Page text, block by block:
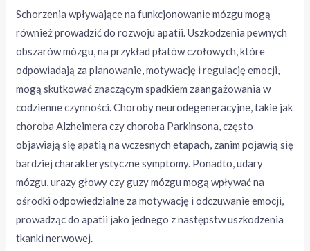
Schorzenia wpływające na funkcjonowanie mózgu mogą
również prowadzić do rozwoju apatii. Uszkodzenia pewnych
obszarów mózgu, na przykład płatów czołowych, które
odpowiadają za planowanie, motywację i regulację emocji,
mogą skutkować znaczącym spadkiem zaangażowania w
codzienne czynności. Choroby neurodegeneracyjne, takie jak
choroba Alzheimera czy choroba Parkinsona, często
objawiają się apatią na wczesnych etapach, zanim pojawią się
bardziej charakterystyczne symptomy. Ponadto, udary
mózgu, urazy głowy czy guzy mózgu mogą wpływać na
ośrodki odpowiedzialne za motywację i odczuwanie emocji,
prowadząc do apatii jako jednego z następstw uszkodzenia
tkanki nerwowej.